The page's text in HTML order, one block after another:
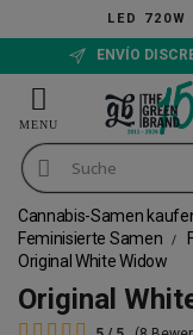
LED 720W GB
ENVÍO
Cannabis-Samen
Feminisierte Samen
Original White Widow
Original